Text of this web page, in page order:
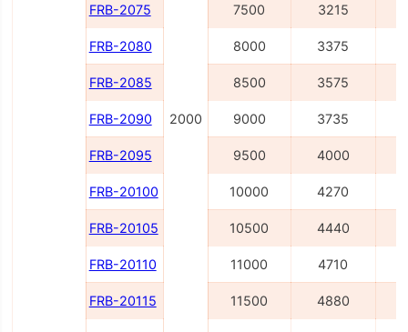
2000
FRB-2075 7500 3215
FRB-2080 8000 3375
FRB-2085 8500 3575
FRB-2090 9000 3735
FRB-2095 9500 4000
FRB-20100 10000 4270
FRB-20105 10500 4440
FRB-20110 11000 4710
FRB-20115 11500 4880